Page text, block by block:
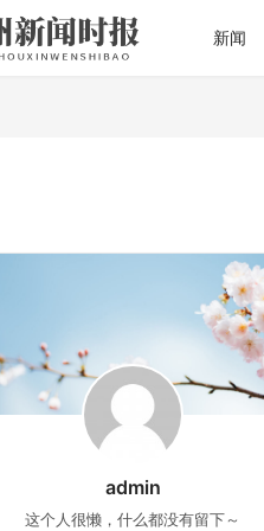
新闻
admin
这个人很懒，什么都没有留下～